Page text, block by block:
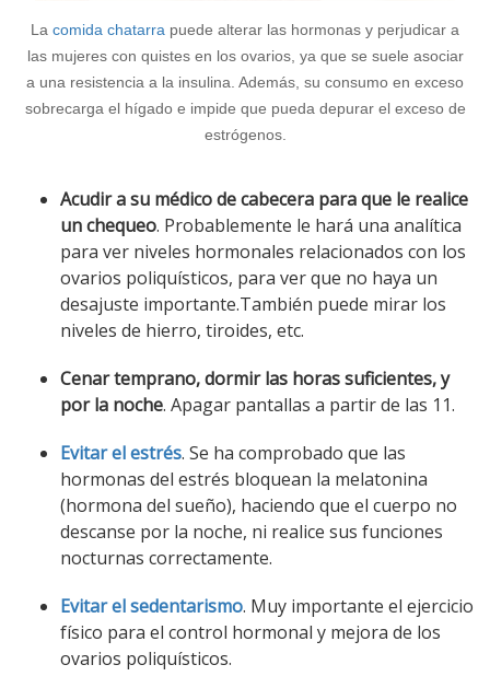
La comida chatarra puede alterar las hormonas y perjudicar a
las mujeres con quistes en los ovarios, ya que se suele asociar
a una resistencia a la insulina. Además, su consumo en exceso
sobrecarga el hígado e impide que pueda depurar el exceso de
estrógenos.
Acudir a su médico de cabecera para que le realice
un chequeo. Probablemente le hará una analítica
para ver niveles hormonales relacionados con los
ovarios poliquísticos, para ver que no haya un
desajuste importante.También puede mirar los
niveles de hierro, tiroides, etc.
Cenar temprano, dormir las horas suficientes, y
por la noche. Apagar pantallas a partir de las 11.
Evitar el estrés. Se ha comprobado que las
hormonas del estrés bloquean la melatonina
(hormona del sueño), haciendo que el cuerpo no
descanse por la noche, ni realice sus funciones
nocturnas correctamente.
Evitar el sedentarismo. Muy importante el ejercicio
físico para el control hormonal y mejora de los
ovarios poliquísticos.